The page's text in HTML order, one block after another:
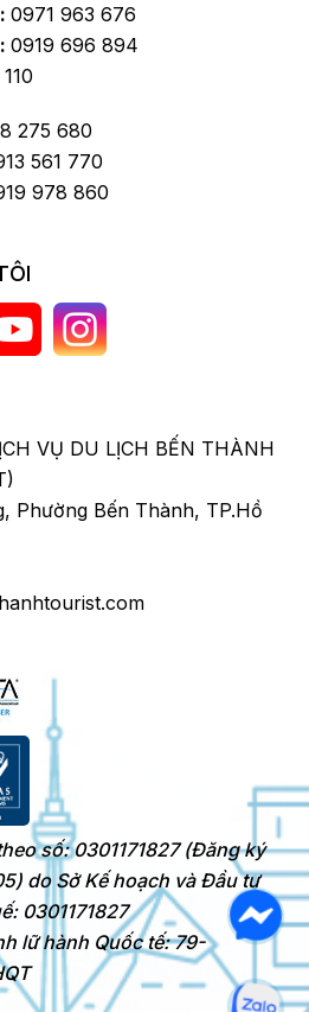
0971 963 676
0919 696 894
275 680
561 770
978 860
VỤ DU LỊCH BẾN THÀNH
Phường Bến Thành, TP.Hồ
số: 0301171827 (Đăng ký
do Sở Kế hoạch và Đầu tư
0301171827
lữ hành Quốc tế: 79-